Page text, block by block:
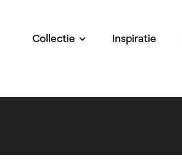
Collectie Inspiratie